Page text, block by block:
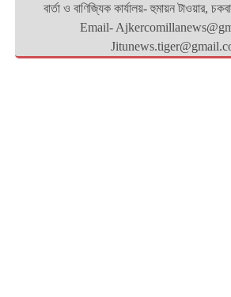
বার্তা ও বাণিজ্যিক কার্যালয়- হুমায়ন টাওয়ার,
Email-